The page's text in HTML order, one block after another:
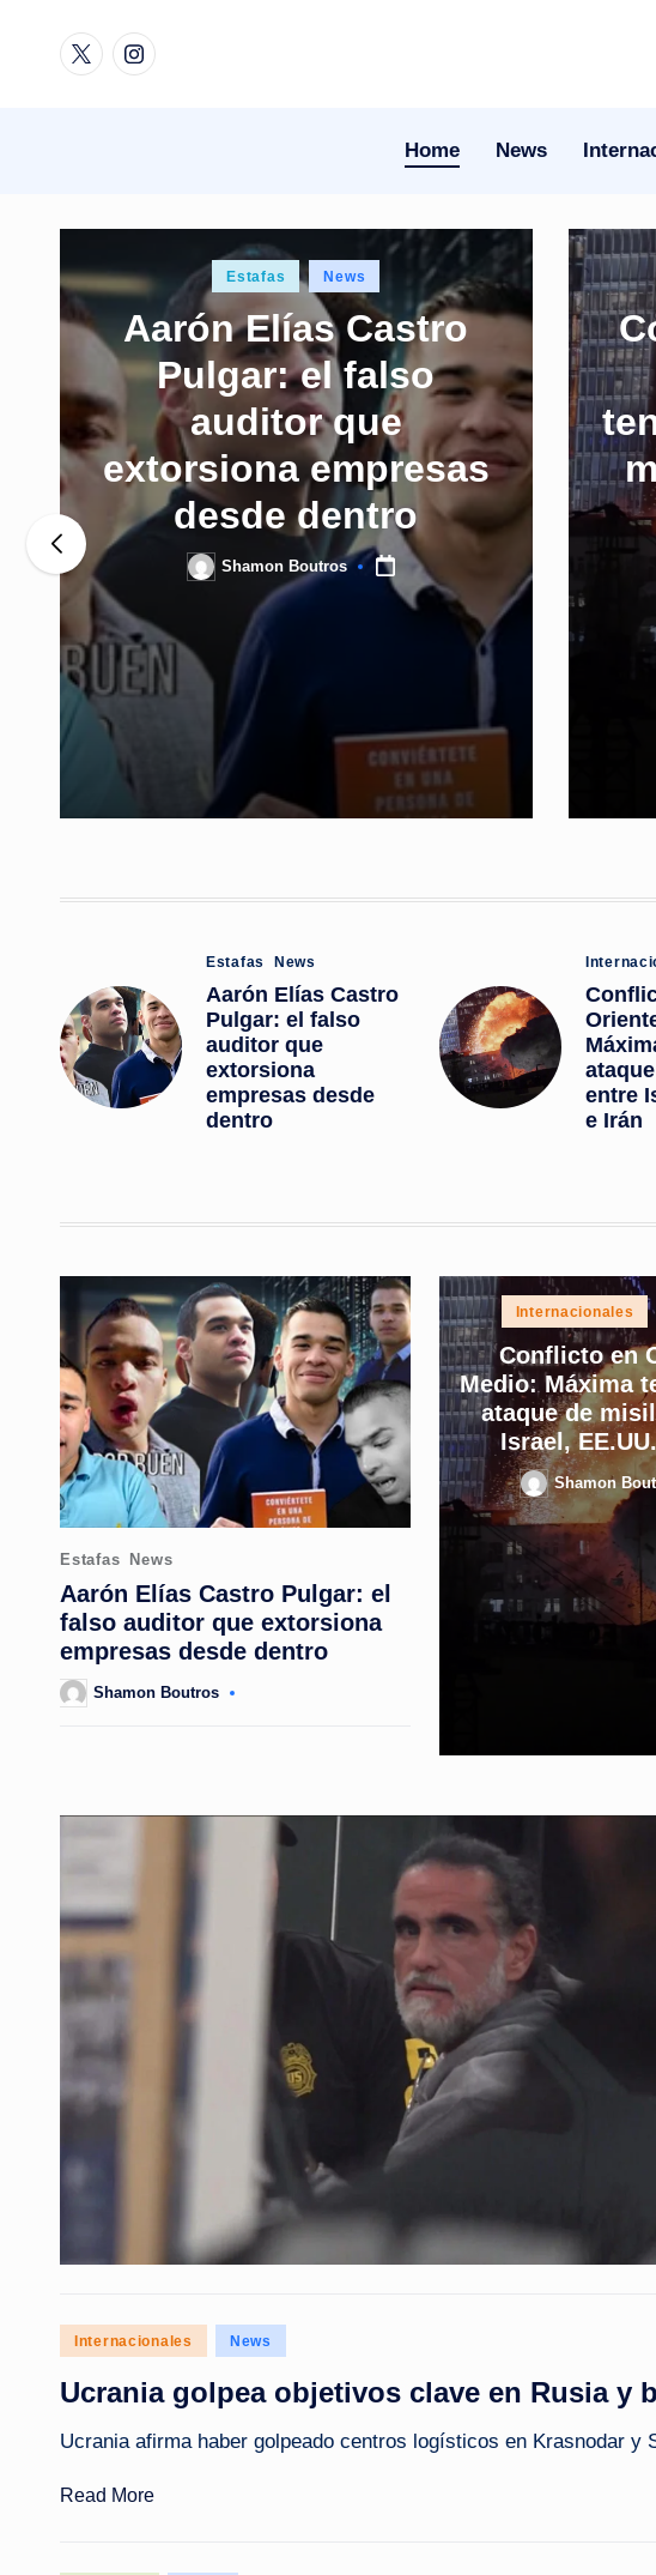
TwitterInstagram
Home News
Posted
in
Estafas News
Aarón Elías Castro
Pulgar: el falso
auditor que
extorsiona empresas
desde dentro
PostedShamon Boutros
Posted
in
Estafas News
Aarón Elías Castro
Pulgar: el falso
auditor que
extorsiona
empresas desde
dentro
Posted
in
entre
e Irán
Posted
in
Estafas News
Aarón Elías Castro Pulgar: el
falso auditor que extorsiona
empresas desde dentro
PostedShamon Boutros
Posted
in
Internacionales
Conflicto en
Medio: Máxima
ataque de
Israel,
Posted
by
Shamon
Posted
Internacionales News
Ucrania golpea objetivos clave en Rusia y
Ucrania afirma haber golpeado centros logísticos en Krasnodar
Read More